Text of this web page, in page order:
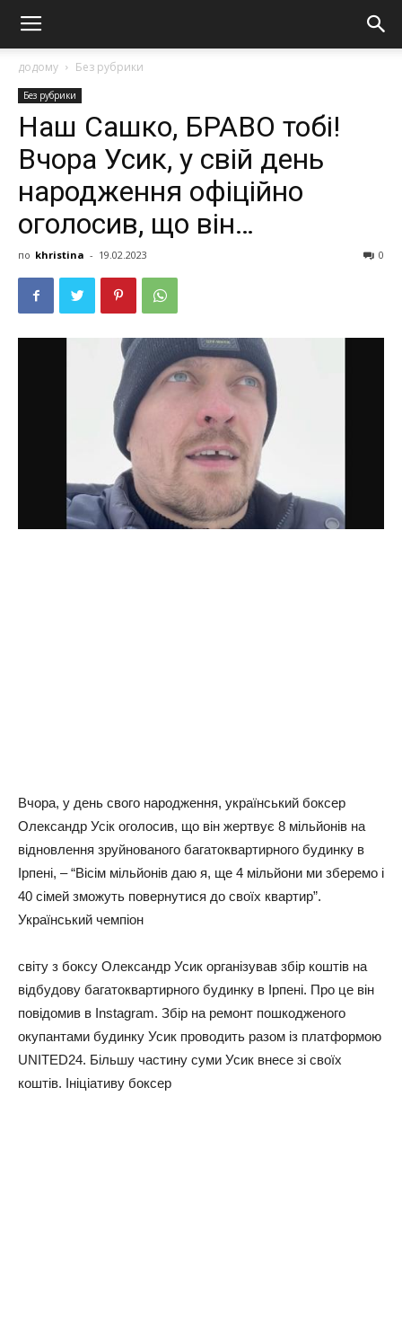
додому Без рубрики
Без рубрики
Наш Сашко, БРАВО тобі!
Вчора Усик, у свій день
народження офіційно
оголосив, що він…
по khristina - 19.02.2023 0
Вчора, у день свого народження, український боксер
Олександр Усік оголосив, що він жертвує 8 мільйонів на
відновлення зруйнованого багатоквартирного будинку в
Ірпені, – “Вісім мільйонів даю я, ще 4 мільйони ми зберемо і
40 сімей зможуть повернутися до своїх квартир”.
Український чемпіон
світу з боксу Олександр Усик організував збір коштів на
відбудову багатоквартирного будинку в Ірпені. Про це він
повідомив в Instagram. Збір на ремонт пошкодженого
окупантами будинку Усик проводить разом із платформою
UNITED24. Більшу частину суми Усик внесе зі своїх
коштів. Ініціативу боксер